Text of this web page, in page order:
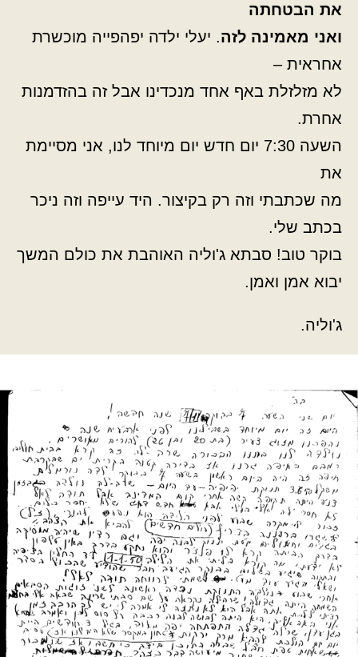
את הבטחתה
ואני מאמינה לזה. יעלי ילדה יפהפייה מוכשרת
אחראית –
לא מזלזלת באף אחד מנכדינו אבל זה בהזדמנות
אחרת.
השעה 7:30 יום חדש יום מיוחד לנו, אני מסיימת
את
מה שכתבתי וזה רק בקיצור. היד עייפה וזה ניכר
בכתב שלי.
בוקר טוב! סבתא ג'וליה האוהבת את כולם המשך
יבוא אמן ואמן.
ג'וליה.